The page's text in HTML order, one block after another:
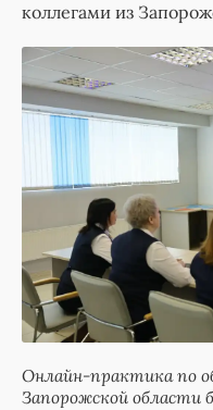
коллегами из
Онлайн-практика по
Запорожской области